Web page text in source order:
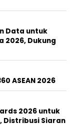
Data untuk
2026, Dukung
ASEAN 2026
2026 untuk
Distribusi Siaran